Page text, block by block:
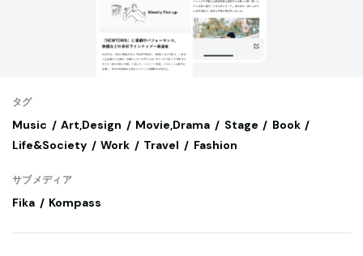
タグ
Music Art,Design Movie,Drama Stage
Book
Life&Society
Work Travel Fashion
サブメディア
Fika Kompass